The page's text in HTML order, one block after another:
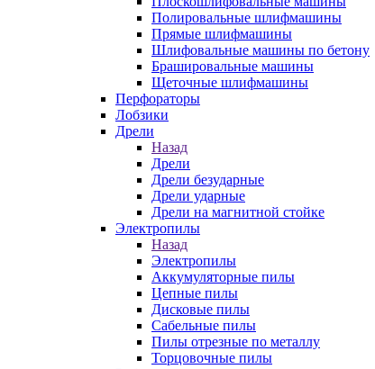
Полировальные шлифмашины
Прямые шлифмашины
Шлифовальные машины по бетону
Брашировальные машины
Щеточные шлифмашины
Перфораторы
Лобзики
Дрели
Назад
Дрели
Дрели безударные
Дрели ударные
Дрели на магнитной стойке
Электропилы
Назад
Электропилы
Аккумуляторные пилы
Цепные пилы
Дисковые пилы
Сабельные пилы
Пилы отрезные по металлу
Торцовочные пилы